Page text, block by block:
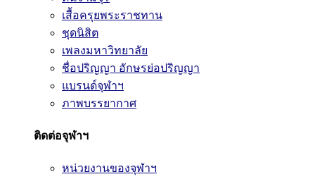
เสื้อครุยพระราชทาน
ชุดนิสิต
เพลงมหาวิทยาลัย
ชื่อปริญญา อักษรย่อปริญญา
แบรนด์จุฬาฯ
ภาพบรรยากาศ
ติดต่อจุฬาฯ
หน่วยงานของจุฬาฯ